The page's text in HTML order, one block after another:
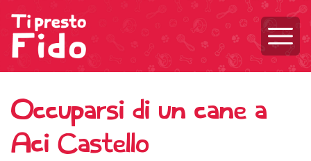
Occuparsi di un cane a
Aci Castello